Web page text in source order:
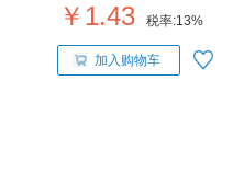
￥1.43 税率:13%
加入购物车